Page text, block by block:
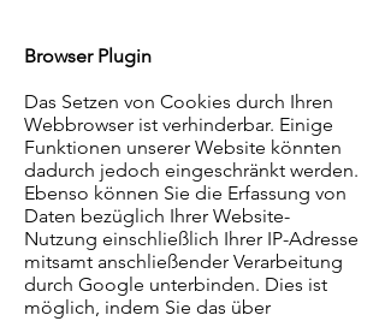
Browser Plugin
Das Setzen von Cookies durch Ihren
Webbrowser ist verhinderbar. Einige
Funktionen unserer Website könnten
dadurch jedoch eingeschränkt werden.
Ebenso können Sie die Erfassung von
Daten bezüglich Ihrer Website-
Nutzung einschließlich Ihrer IP-Adresse
mitsamt anschließender Verarbeitung
durch Google unterbinden. Dies ist
möglich, indem Sie das über